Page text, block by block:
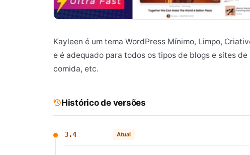
Kayleen é um tema WordPress Mínimo, Limpo,
e é adequado para todos os tipos de blogs e sites
comida, etc.
Histórico de versões
3.4 Atual